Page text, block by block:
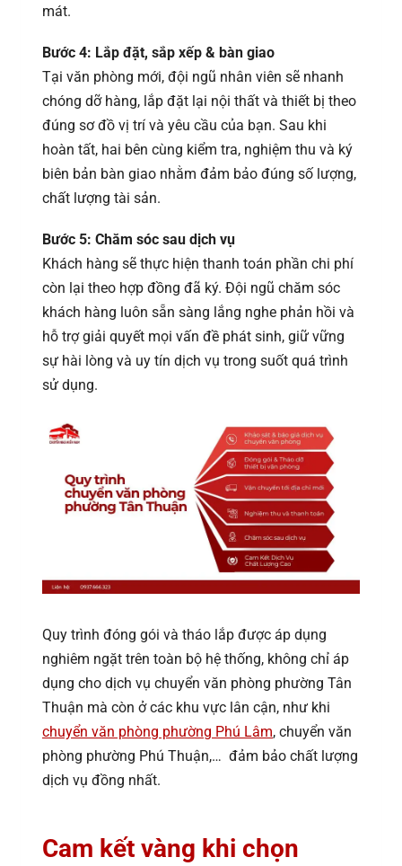
mát.
Bước 4: Lắp đặt, sắp xếp & bàn giao
Tại văn phòng mới, đội ngũ nhân viên sẽ nhanh
chóng dỡ hàng, lắp đặt lại nội thất và thiết bị theo
đúng sơ đồ vị trí và yêu cầu của bạn. Sau khi
hoàn tất, hai bên cùng kiểm tra, nghiệm thu và ký
biên bản bàn giao nhằm đảm bảo đúng số lượng,
chất lượng tài sản.
Bước 5: Chăm sóc sau dịch vụ
Khách hàng sẽ thực hiện thanh toán phần chi phí
còn lại theo hợp đồng đã ký. Đội ngũ chăm sóc
khách hàng luôn sẵn sàng lắng nghe phản hồi và
hỗ trợ giải quyết mọi vấn đề phát sinh, giữ vững
sự hài lòng và uy tín dịch vụ trong suốt quá trình
sử dụng.
Quy trình đóng gói và tháo lắp được áp dụng
nghiêm ngặt trên toàn bộ hệ thống, không chỉ áp
dụng cho dịch vụ chuyển văn phòng phường Tân
Thuận mà còn ở các khu vực lân cận, như khi
chuyển văn phòng phường Phú Lâm, chuyển văn
phòng phường Phú Thuận,… đảm bảo chất lượng
dịch vụ đồng nhất.
Cam kết vàng khi chọn